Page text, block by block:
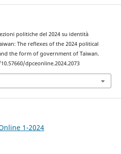
politiche del 2024 su identità
The reflexes of the 2024 political
the form of government of Taiwan.
dpceonline.2024.2073
1-2024